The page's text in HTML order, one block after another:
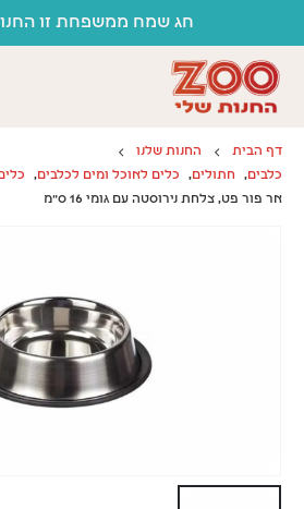
חג שמח ממשפחת זו
דף הבית
החנות שלנו
כלבים, חתולים, כלים לאוכל ומים לכלבים,
אר פור פט, צלחת נירוסטה עם גומי 16 ס"מ